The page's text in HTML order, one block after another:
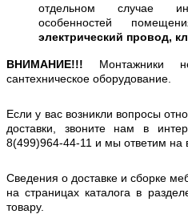
отдельном случае
особенностей
электрический провод,
ВНИМАНИЕ!!! Монтажники
сантехническое оборудование.
Если у вас возникли вопросы
доставки, звоните нам в
8(499)964-44-11 и мы ответим на
Сведения о доставке и сборке
на страницах каталога в
товару.